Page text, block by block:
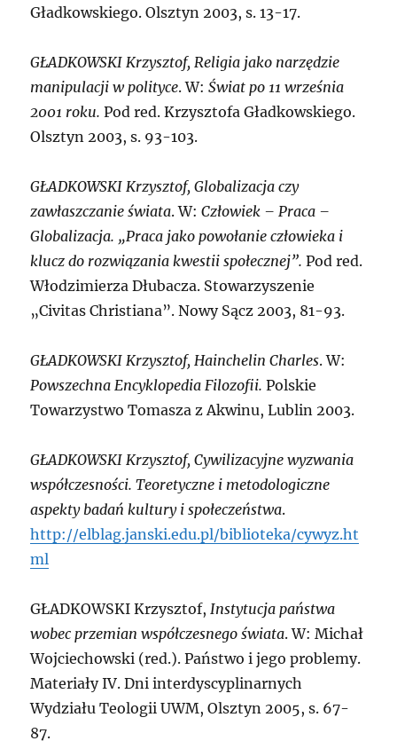
Gładkowskiego. Olsztyn 2003, s. 13-17.
GŁADKOWSKI Krzysztof, Religia jako narzędzie
manipulacji w polityce. W:Świat po 11 września
2001 roku. Pod red. Krzysztofa Gładkowskiego.
Olsztyn 2003, s. 93-103.
GŁADKOWSKI Krzysztof, Globalizacja czy
zawłaszczanie świata. W:Człowiek – Praca –
Globalizacja. „Praca jako powołanie człowieka i
klucz do rozwiązania kwestii społecznej”.Pod red.
Włodzimierza Dłubacza. Stowarzyszenie
„Civitas Christiana”. Nowy Sącz 2003, 81-93.
GŁADKOWSKI Krzysztof, Hainchelin Charles. W:
Powszechna Encyklopedia Filozofii. Polskie
Towarzystwo Tomasza z Akwinu, Lublin 2003.
GŁADKOWSKI Krzysztof, Cywilizacyjne wyzwania
współczesności. Teoretyczne i metodologiczne
aspekty badań kultury i społeczeństwa.
http://elblag.janski.edu.pl/biblioteka/cywyz.ht
ml
GŁADKOWSKI Krzysztof, Instytucja państwa
wobec przemian współczesnego świata. W: Michał
Wojciechowski (red.). Państwo i jego problemy.
Materiały IV. Dni interdyscyplinarnych
Wydziału Teologii UWM, Olsztyn 2005, s. 67-
87.